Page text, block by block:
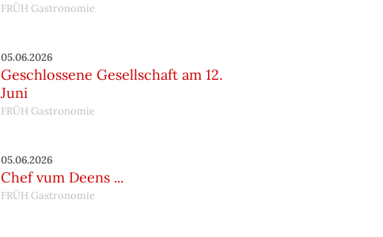
FRÜH Gastronomie
05.06.2026
Geschlossene Gesellschaft am 12.
Juni
FRÜH Gastronomie
05.06.2026
Chef vum Deens ...
FRÜH Gastronomie